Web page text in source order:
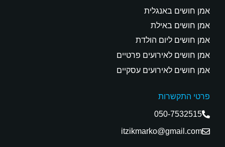
אמן חושים באנגלית
אמן חושים באילת
אמן חושים ליום הולדת
אמן חושים לאירועים פרטיים
אמן חושים לאירועים עסקיים
פרטי התקשרות
050-7532515
itzikmarko@gmail.com